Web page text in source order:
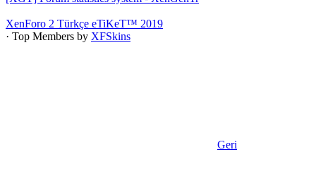
XenForo 2 Türkçe eTiKeT™ 2019
· Top Members by XFSkins
Geri